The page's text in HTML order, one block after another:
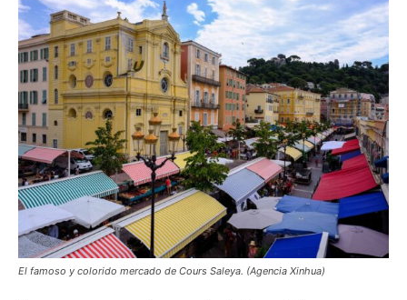
El famoso y colorido mercado de Cours Saleya. (Agencia Xinhua)